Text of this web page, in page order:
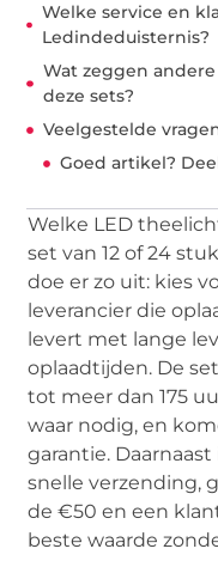
Welke service en
Ledindeduisternis?
Wat zeggen
deze sets?
Veelgestelde
Goed artikel?
Welke LED
set van 12 of 24
doe er zo uit: kies
leverancier die
levert met lange
oplaadtijden. De
tot meer dan 175
waar nodig, en
garantie.
snelle verzending,
de €50 en een
beste waarde